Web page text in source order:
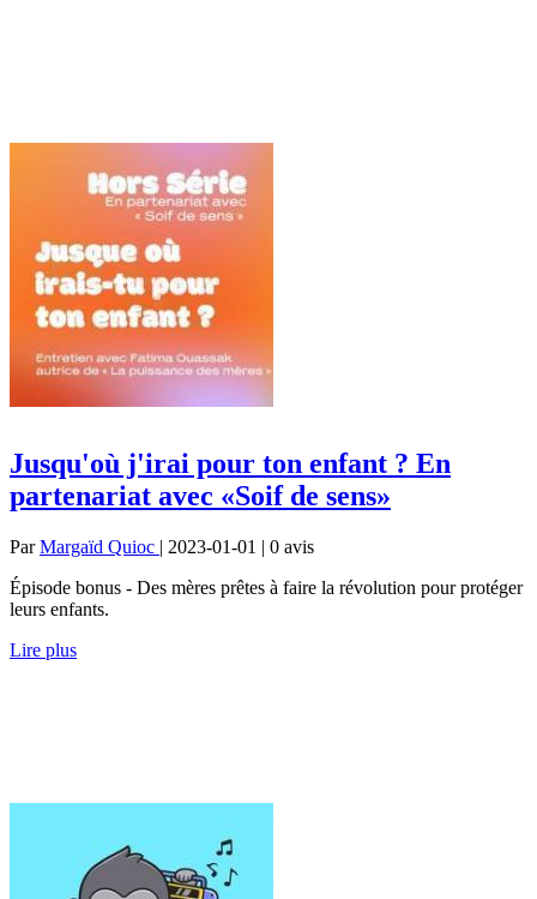
Jusqu'où j'irai pour ton enfant ? En
partenariat avec «Soif de sens»
ParMargaïd Quioc | 2023-01-01 | 0 avis
Épisode bonus - Des mères prêtes à faire la révolution pour protéger
leurs enfants.
Lire plus